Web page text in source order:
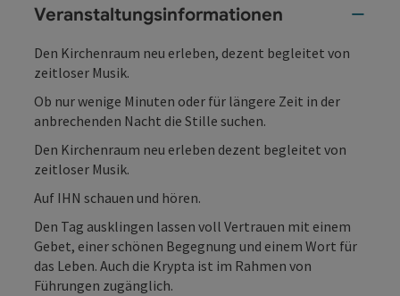
Veranstaltungsinformationen
Den Kirchenraum neu erleben, dezent begleitet von
zeitloser Musik.
Ob nur wenige Minuten oder für längere Zeit in der
anbrechenden Nacht die Stille suchen.
Den Kirchenraum neu erleben dezent begleitet von
zeitloser Musik.
Auf IHN schauen und hören.
Den Tag ausklingen lassen voll Vertrauen mit einem
Gebet, einer schönen Begegnung und einem Wort für
das Leben. Auch die Krypta ist im Rahmen von
Führungen zugänglich.